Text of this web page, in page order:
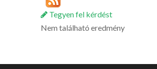
Tegyen fel kérdést
Nem található eredmény